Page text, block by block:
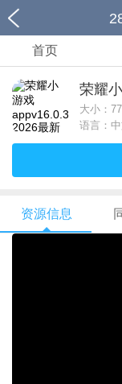
首页
荣耀
大小：
语言：
资源信息